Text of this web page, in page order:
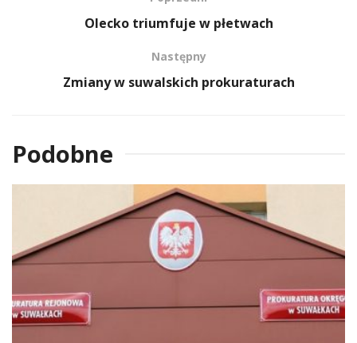
Olecko triumfuje w płetwach
Następny
Zmiany w suwalskich prokuraturach
Podobne